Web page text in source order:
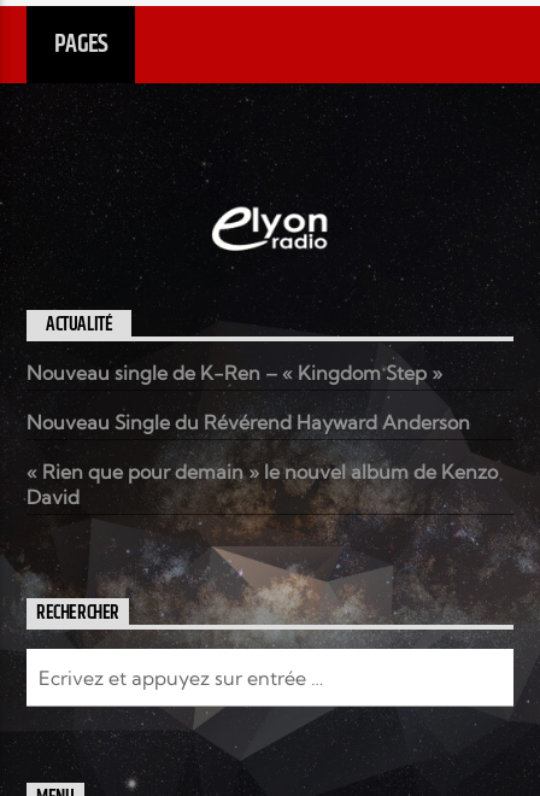
PAGES
ACTUALITÉ
Nouveau single de K-Ren – « Kingdom Step »
Nouveau Single du Révérend Hayward Anderson
« Rien que pour demain » le nouvel album de Kenzo
David
RECHERCHER